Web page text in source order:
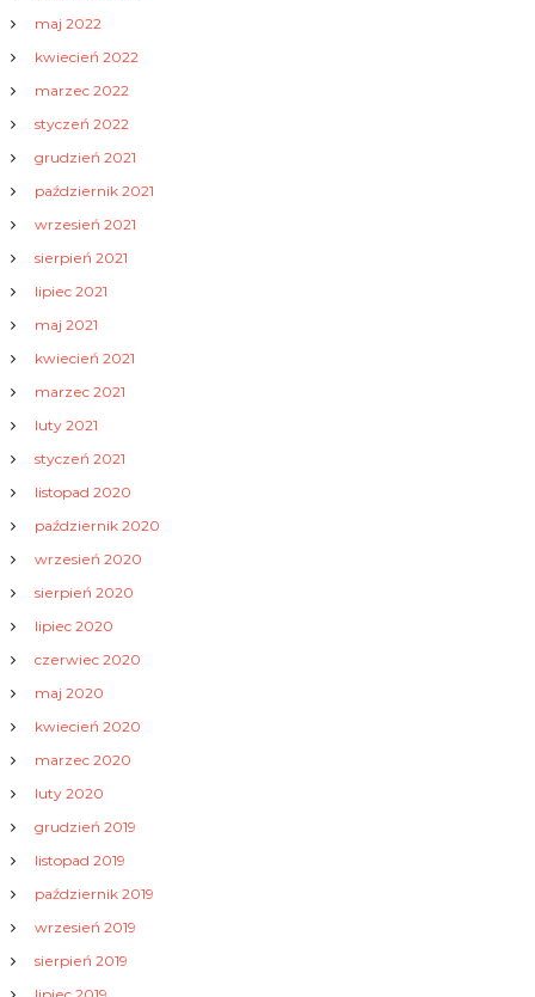
maj 2022
kwiecień 2022
marzec 2022
styczeń 2022
grudzień 2021
październik 2021
wrzesień 2021
sierpień 2021
lipiec 2021
maj 2021
kwiecień 2021
marzec 2021
luty 2021
styczeń 2021
listopad 2020
październik 2020
wrzesień 2020
sierpień 2020
lipiec 2020
czerwiec 2020
maj 2020
kwiecień 2020
marzec 2020
luty 2020
grudzień 2019
listopad 2019
październik 2019
wrzesień 2019
sierpień 2019